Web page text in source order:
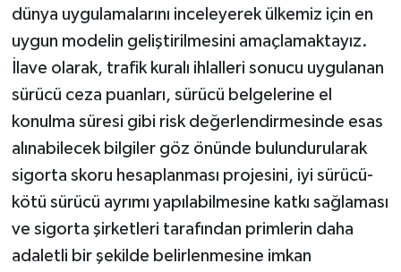
dünya uygulamalarını inceleyerek ülkemiz için en
uygun modelin geliştirilmesini amaçlamaktayız.
İlave olarak, trafik kuralı ihlalleri sonucu uygulanan
sürücü ceza puanları, sürücü belgelerine el
konulma süresi gibi risk değerlendirmesinde esas
alınabilecek bilgiler göz önünde bulundurularak
sigorta skoru hesaplanması projesini, iyi sürücü-
kötü sürücü ayrımı yapılabilmesine katkı sağlaması
ve sigorta şirketleri tarafından primlerin daha
adaletli bir şekilde belirlenmesine imkan